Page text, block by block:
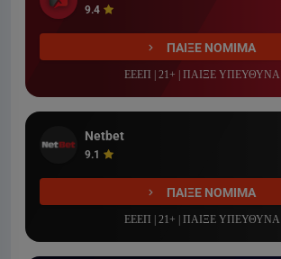
9.4
ΠΑΙΞΕ ΝΟΜΙΜΑ
ΕΕΕΠ | 21+ | ΠΑΙΞΕ ΥΠΕΥΘΥΝΑ
Netbet
9.1
ΠΑΙΞΕ ΝΟΜΙΜΑ
ΕΕΕΠ | 21+ | ΠΑΙΞΕ ΥΠΕΥΘΥΝΑ